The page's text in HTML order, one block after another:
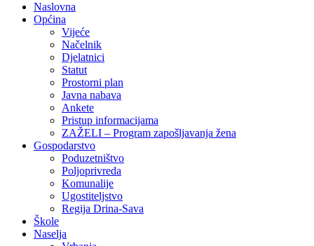
Naslovna
Općina
Vijeće
Načelnik
Djelatnici
Statut
Prostorni plan
Javna nabava
Ankete
Pristup informacijama
ZAŽELI – Program zapošljavanja žena
Gospodarstvo
Poduzetništvo
Poljoprivreda
Komunalije
Ugostiteljstvo
Regija Drina-Sava
Škole
Naselja